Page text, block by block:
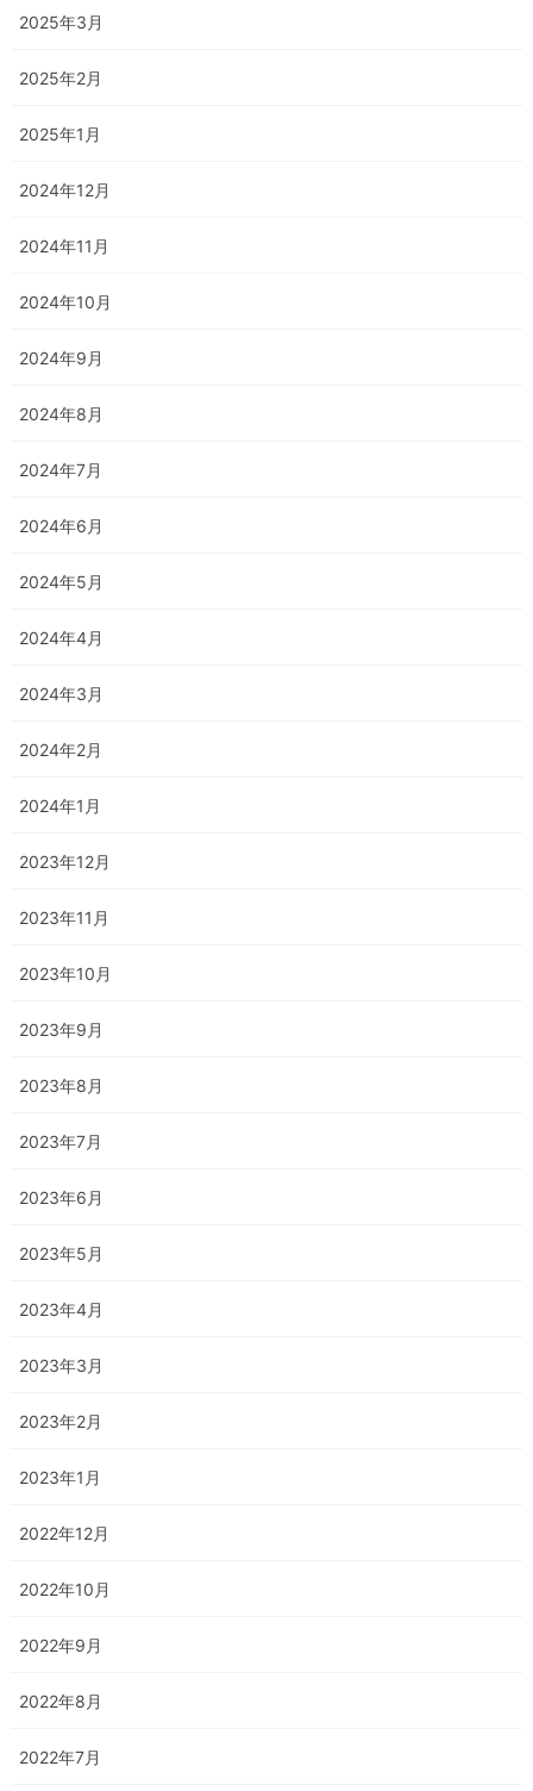
2025年3月
2025年2月
2025年1月
2024年12月
2024年11月
2024年10月
2024年9月
2024年8月
2024年7月
2024年6月
2024年5月
2024年4月
2024年3月
2024年2月
2024年1月
2023年12月
2023年11月
2023年10月
2023年9月
2023年8月
2023年7月
2023年6月
2023年5月
2023年4月
2023年3月
2023年2月
2023年1月
2022年12月
2022年10月
2022年9月
2022年8月
2022年7月